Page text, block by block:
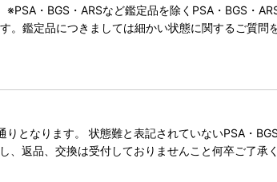
・BGS・ARSなど鑑定品を除くPSA・BGS・
鑑定品につきましては細かい状態に関するご質問
となります。 状態難と表記されていないPSA・
返品、交換は受付しておりませんこと何卒ご了承